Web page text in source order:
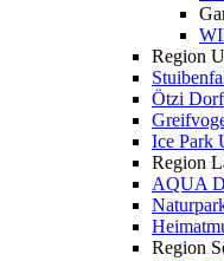
Region
Ötzi Dorf
Ice Park
Region
AQUA
Region